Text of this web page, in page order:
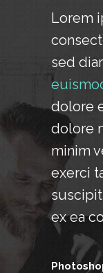
Lorem
sed
dolore
dolore
minim
exerci
ex ea